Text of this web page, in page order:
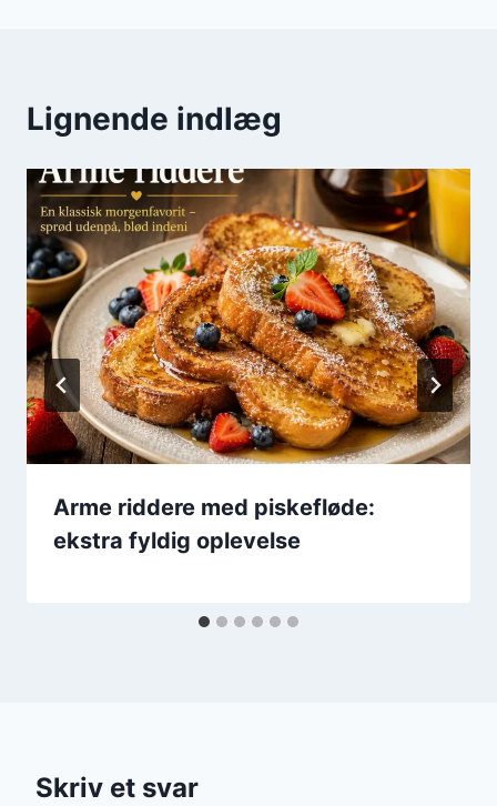
Lignende indlæg
Arme riddere med piskefløde:
ekstra fyldig oplevelse
Skriv et svar